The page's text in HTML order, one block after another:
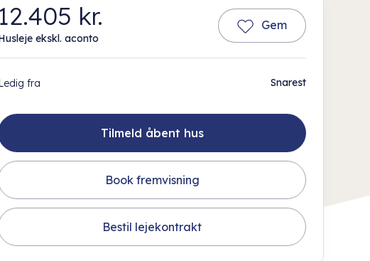
12.405 kr.
ekskl. aconto
Gem
fra Snarest
Tilmeld åbent hus
Book fremvisning
Bestil lejekontrakt